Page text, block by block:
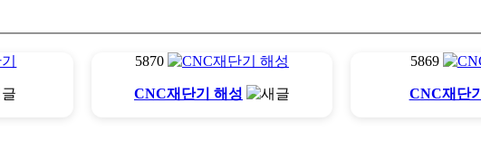
5870
CNC재단기 해성
5869
CNC재단기